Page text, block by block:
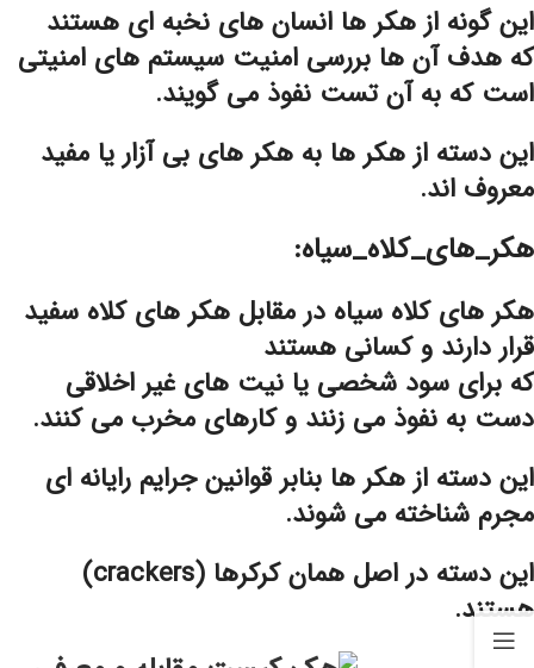
این گونه از هکر ها انسان های نخبه ای هستند
که هدف آن ها بررسی امنیت سیستم های امنیتی
است که به آن تست نفوذ می گویند.
این دسته از هکر ها به هکر های بی آزار یا مفید
معروف اند.
هکر_های_کلاه_سیاه:
هکر های کلاه سیاه در مقابل هکر های کلاه سفید
قرار دارند و کسانی هستند
که برای سود شخصی یا نیت های غیر اخلاقی
دست به نفوذ می زنند و کارهای مخرب می کنند.
این دسته از هکر ها بنابر قوانین جرایم رایانه ای
مجرم شناخته می شوند.
این دسته در اصل همان کرکرها (crackers)
هستند.